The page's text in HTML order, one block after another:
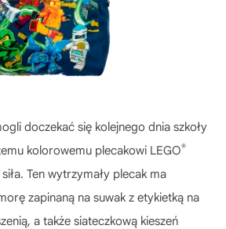
doczekać się kolejnego dnia szkoły
kolorowemu plecakowi LEGO®
Ten wytrzymały plecak ma
zapinaną na suwak z etykietką na
a także siateczkową kieszeń